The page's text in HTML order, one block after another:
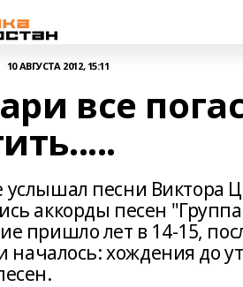
10 АВГУСТА 2012, 15:11
все
песни Виктора
аккорды песен
пришло лет в 14-15,
началось: хождения до